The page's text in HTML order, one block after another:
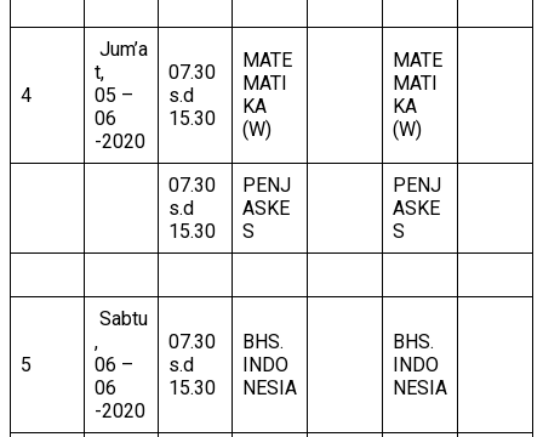
4
Jum’a
t,
05 –
06
-2020
07.30
s.d
15.30
MATE
MATI
KA
(W)
MATE
MATI
KA
(W)
07.30
s.d
15.30
PENJ
ASKE
S
PENJ
ASKE
S
5
Sabtu
,
06 –
06
-2020
07.30
s.d
15.30
BHS.
INDO
NESIA
BHS.
INDO
NESIA